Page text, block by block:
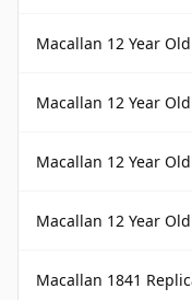
Macallan 12 Year Old
Macallan 12 Year
Macallan 12 Year
Macallan 12 Year Old
Macallan 1841